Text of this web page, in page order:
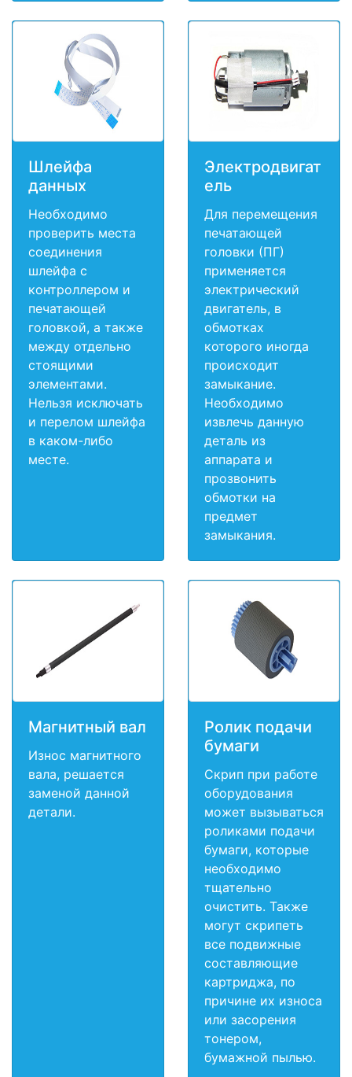
Шлейфа
данных
Необходимо
проверить места
соединения
шлейфа с
контроллером и
печатающей
головкой, а также
между отдельно
стоящими
элементами.
Нельзя исключать
и перелом шлейфа
в каком-либо
месте.
Электродвигат
ель
Для перемещения
печатающей
головки (ПГ)
применяется
электрический
двигатель, в
обмотках
которого иногда
происходит
замыкание.
Необходимо
извлечь данную
деталь из
аппарата и
прозвонить
обмотки на
предмет
замыкания.
Магнитный вал
Износ магнитного
вала, решается
заменой данной
детали.
Ролик подачи
бумаги
Скрип при работе
оборудования
может вызываться
роликами подачи
бумаги, которые
необходимо
тщательно
очистить. Также
могут скрипеть
все подвижные
составляющие
картриджа, по
причине их износа
или засорения
тонером,
бумажной пылью.